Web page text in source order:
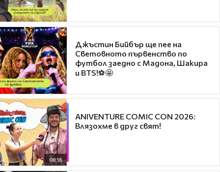
Джъстин Бийбър ще пее на
Световното първенство по
футбол заедно с Мадона, Шакира
и BTS!⚽🤩
08:16
ANIVENTURE COMIC CON 2026:
Влязохме в друг свят!